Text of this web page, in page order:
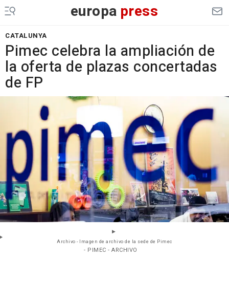
europa press
CATALUNYA
Pimec celebra la ampliación de
la oferta de plazas concertadas
de FP
Archivo - Imagen de archivo de la sede de Pimec
- PIMEC - ARCHIVO